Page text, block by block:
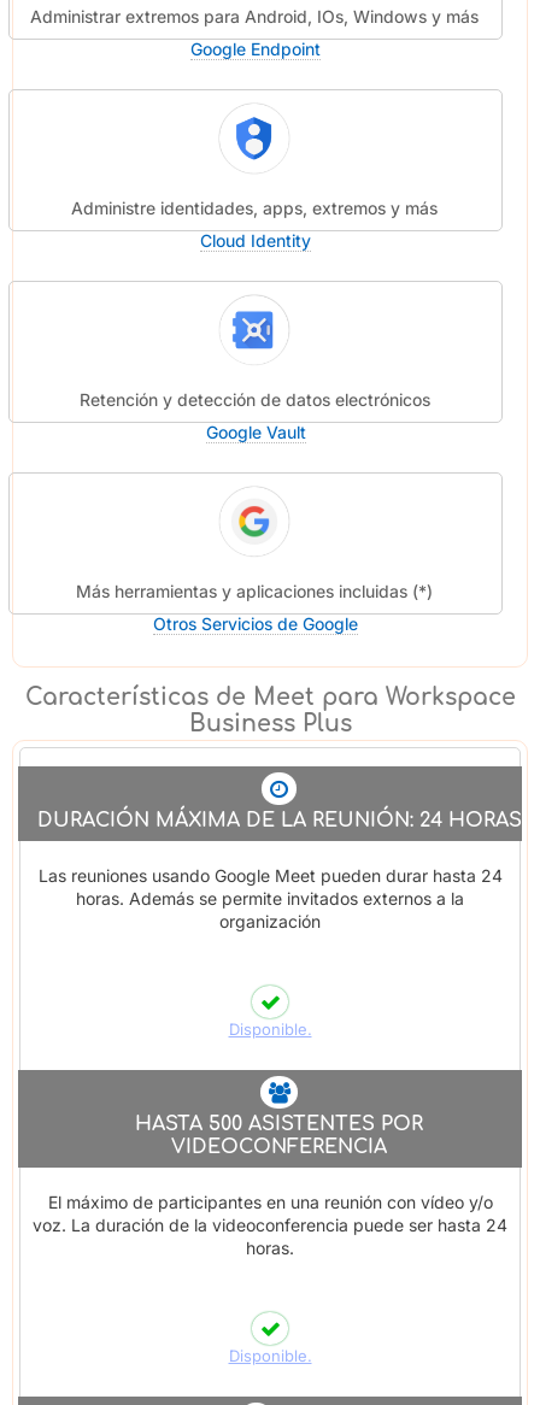
Administrar extremos para Android, IOs, Windows y más
Google Endpoint
Administre identidades, apps, extremos y más
Cloud Identity
Retención y detección de datos electrónicos
Google Vault
Más herramientas y aplicaciones incluidas (*)
Otros Servicios de Google
Características de Meet para Workspace
Business Plus
DURACIÓN MÁXIMA DE LA REUNIÓN: 24 HORAS
Las reuniones usando Google Meet pueden durar hasta 24
horas. Además se permite invitados externos a la
organización
Disponible.
HASTA 500 ASISTENTES POR
VIDEOCONFERENCIA
El máximo de participantes en una reunión con vídeo y/o
voz. La duración de la videoconferencia puede ser hasta 24
horas.
Disponible.